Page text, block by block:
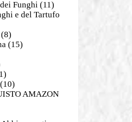
Funghi (11)
e del Tartufo
(8)
(15)
(10)
AMAZON